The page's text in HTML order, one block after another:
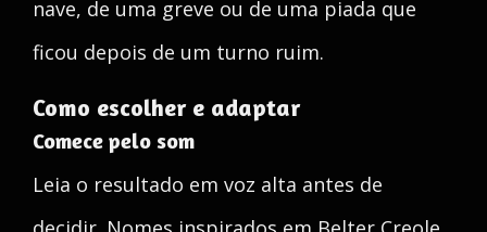
nave, de uma greve ou de uma piada que
ficou depois de um turno ruim.
Como escolher e adaptar
Comece pelo som
Leia o resultado em voz alta antes de